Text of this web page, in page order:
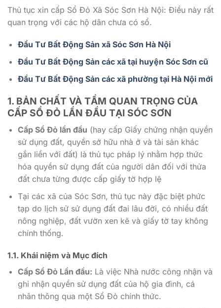
Thủ tục xin cấp Sổ Đỏ Xã Sóc Sơn Hà Nội: Điều này rất
quan trọng với các hộ dân chưa có sổ.
Đầu Tư Bất Động Sản xã Sóc Sơn Hà Nội
Đầu Tư Bất Động Sản các xã tại huyện Sóc Sơn cũ
Đầu Tư Bất Động Sản các xã phường tại Hà Nội mới
1. BẢN CHẤT VÀ TẦM QUAN TRỌNG CỦA
CẤP SỔ ĐỎ LẦN ĐẦU TẠI SÓC SƠN
Cấp Sổ Đỏ lần đầu (hay cấp Giấy chứng nhận quyền
sử dụng đất, quyền sở hữu nhà ở và tài sản khác
gắn liền với đất) là thủ tục pháp lý nhằm hợp thức
hóa quyền sử dụng đất của người dân đối với thửa
đất chưa từng được cấp giấy tờ hợp lệ
Tại các xã của Sóc Sơn, thủ tục này đặc biệt phức
tạp do lịch sử sử dụng đất đai lâu đời, có nhiều đất
nông nghiệp, đất vườn xen kẽ và giấy tờ tay không
chính thống.
1.1. Khái niệm và Mục đích
Cấp Sổ Đỏ Lần đầu: Là việc Nhà nước công nhận và
ghi nhận quyền sử dụng đất của hộ gia đình, cá
nhân thông qua một Sổ Đỏ chính thức.